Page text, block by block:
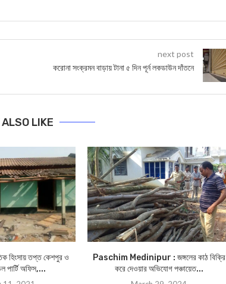
next post
করোনা সংক্রমন বাড়ায় টানা ৫ দিন পূর্ন লকডাউন দাঁতনে
LIKE
হিংসায় তপ্ত কেশপুর ও
পার্টি অফিস,...
Paschim Medinipur : জঙ্গলের কাঠ বিক্রি
করে দেওয়ার অভিযোগ পঞ্চায়েত...